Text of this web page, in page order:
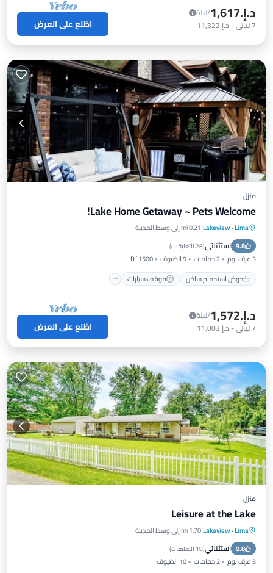
د.إ.‏1,617
/ليلة
7ليالي- د.إ.‏11,322 اطّلع على العرض
منزل
Lake Home Getaway ~ Pets Welcome!
Lima
·
Lakeview 0.21 mi إلى وسط المدينة
9.8 استثنائي(28 التعليقات )
3 غرف نوم 2 حمامات 9 الضيوف
1500 ft²
حوض استحمام ساخن
موقف سيارات
حوض استحمام ساخن
إطلالة على المحيط
د.إ.‏1,572
/ليلة
7ليالي- د.إ.‏11,003 اطّلع على العرض
منزل
Leisure at the Lake
Lima
·
Lakeview1.70 mi إلى وسط المدينة
9.8 استثنائي(18 التعليقات )
3 غرف نوم 2 حمامات
10 الضيوف
موقف سيارات شرفة / تراس
مكيف هواء